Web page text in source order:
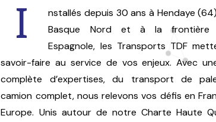
I
nstallés depuis 30 ans à Hendaye
Basque Nord et à la frontière
Espagnole, les Transports TDF
savoir-faire au service de vos enjeux. Avec
complète d’expertises, du transport de
camion complet, nous relevons vos défis en
Europe. Unis autour de notre Charte Haute